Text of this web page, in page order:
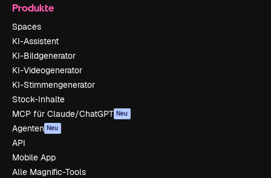
Produkte
Spaces
KI-Assistent
KI-Bildgenerator
KI-Videogenerator
KI-Stimmengenerator
Stock-Inhalte
MCP für Claude/ChatGPT Neu
Agenten Neu
API
Mobile App
Alle Magnific-Tools